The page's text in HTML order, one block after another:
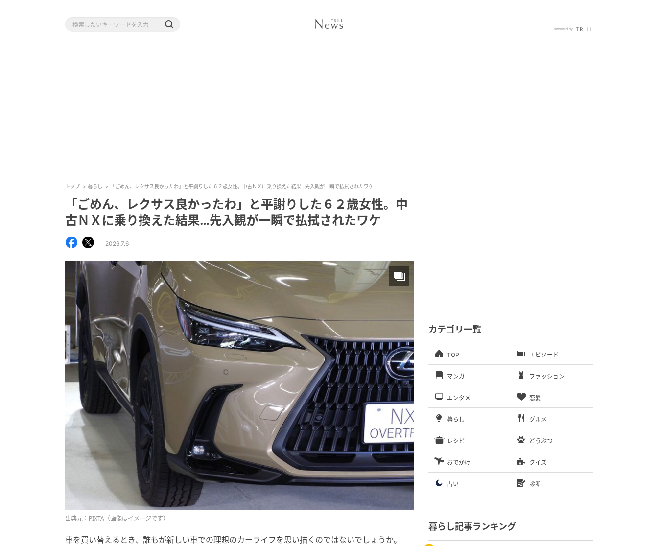
トップ 暮らし 「ごめん、レクサス良かったわ」と平謝りした６２歳女性。中古ＮＸに乗り換えた結果…先入観が一瞬で払拭されたワケ
「ごめん、レクサス良かったわ」と平謝りした６２歳女性。中
古ＮＸに乗り換えた結果…先入観が一瞬で払拭されたワケ
2026.7.6
出典元：PIXTA（画像はイメージです）
車を買い替えるとき、誰もが新しい車での理想のカーライフを思い描くのではないでしょうか。
カテゴリ一覧
TOP エピソード
マンガ ファッション
エンタメ 恋愛
暮らし グルメ
レシピ どうぶつ
おでかけ クイズ
占い 診断
暮らし記事ランキング